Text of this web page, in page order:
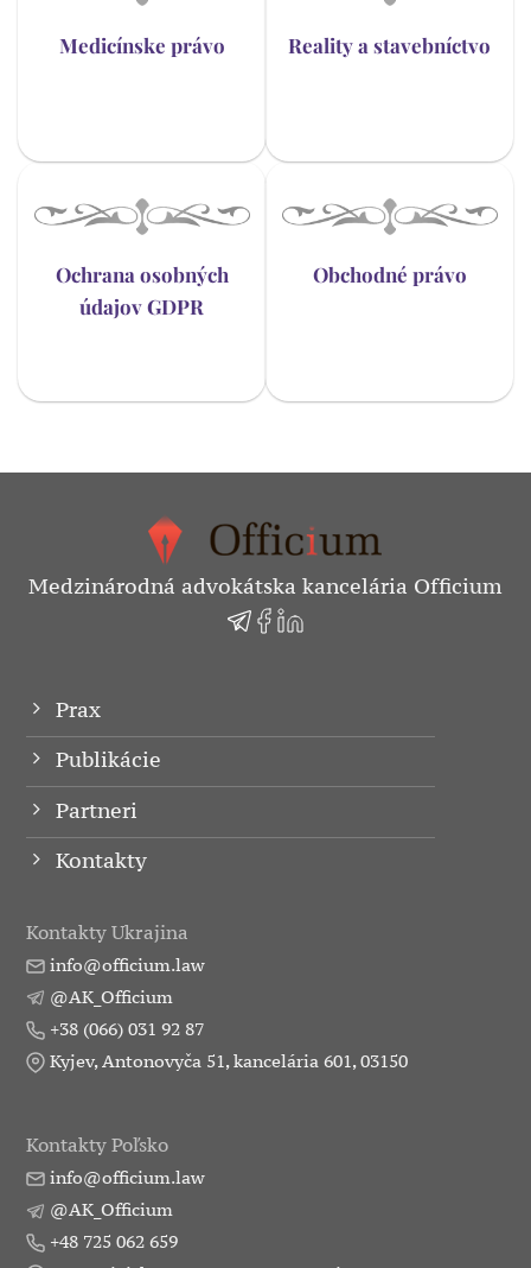
Medicínske právo Reality a stavebníctvo
Ochrana osobných
údajov GDPR
Obchodné právo
Medzinárodná advokátska kancelária Officium
Prax
Publikácie
Partneri
Kontakty
Kontakty Ukrajina
info@officium.law
@AK_Officium
+38 (066) 031 92 87
Kyjev, Antonovyča 51, kancelária 601, 03150
Kontakty Poľsko
info@officium.law
@AK_Officium
+48 725 062 659